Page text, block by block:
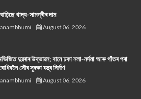
খাদ্য-সামগ্ৰীৰ দাম
August 06, 2026
দুৱৰাৰ উদ্ভাৱন; বানে ঢকা নলা-নৰ্দমা আৰু গাঁতৰ পৰা
সৌৰ সুৰক্ষা যন্ত্ৰ নিৰ্মাণ
August 06, 2026